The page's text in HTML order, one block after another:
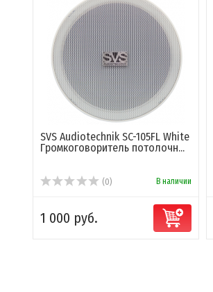
SVS Audiotechnik SC-105FL White
Громкоговоритель потолочн...
(0) В наличии
1 000 руб.